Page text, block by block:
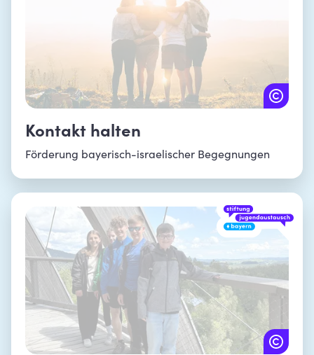
Kontakt halten
Förderung bayerisch-israelischer Begegnungen